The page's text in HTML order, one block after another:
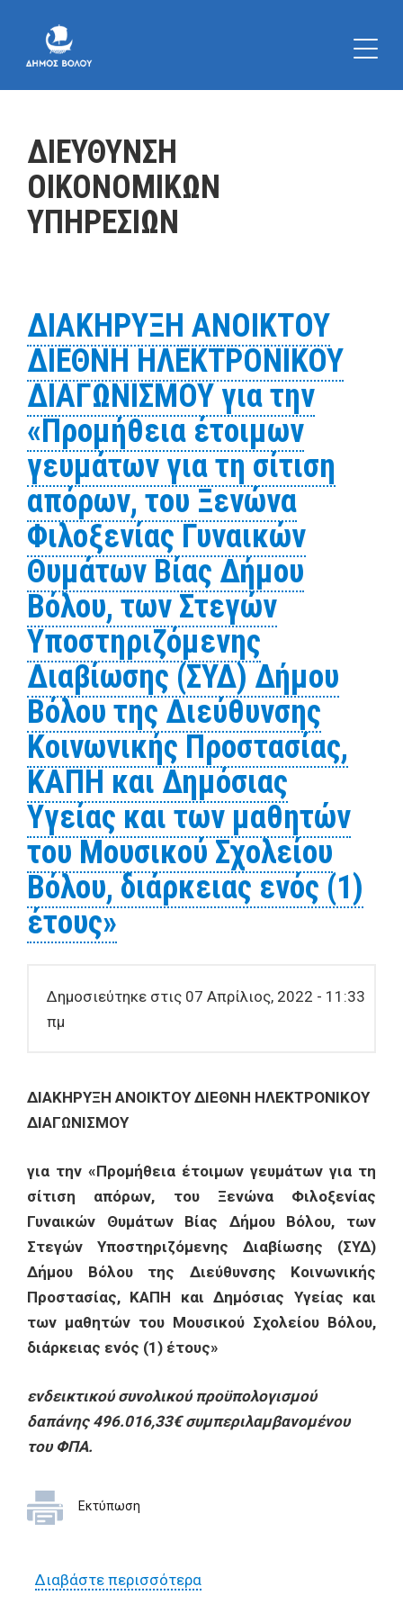
ΔΙΕΥΘΥΝΣΗ
ΟΙΚΟΝΟΜΙΚΩΝ
ΥΠΗΡΕΣΙΩΝ
ΔΙΑΚΗΡΥΞΗ ΑΝΟΙΚΤΟΥ
ΔΙΕΘΝΗ ΗΛΕΚΤΡΟΝΙΚΟΥ
ΔΙΑΓΩΝΙΣΜΟΥ για την
«Προμήθεια έτοιμων
γευμάτων για τη σίτιση
απόρων, του Ξενώνα
Φιλοξενίας Γυναικών
Θυμάτων Βίας Δήμου
Βόλου, των Στεγών
Υποστηριζόμενης
Διαβίωσης (ΣΥΔ) Δήμου
Βόλου της Διεύθυνσης
Κοινωνικής Προστασίας,
ΚΑΠΗ και Δημόσιας
Υγείας και των μαθητών
του Μουσικού Σχολείου
Βόλου, διάρκειας ενός (1)
έτους»
Δημοσιεύτηκε στις 07 Απρίλιος, 2022 - 11:33
πμ
ΔΙΑΚΗΡΥΞΗ ΑΝΟΙΚΤΟΥ ΔΙΕΘΝΗ ΗΛΕΚΤΡΟΝΙΚΟΥ
ΔΙΑΓΩΝΙΣΜΟΥ
για την «Προμήθεια έτοιμων γευμάτων για τη
σίτιση απόρων, του Ξενώνα Φιλοξενίας
Γυναικών Θυμάτων Βίας Δήμου Βόλου, των
Στεγών Υποστηριζόμενης Διαβίωσης (ΣΥΔ)
Δήμου Βόλου της Διεύθυνσης Κοινωνικής
Προστασίας, ΚΑΠΗ και Δημόσιας Υγείας και
των μαθητών του Μουσικού Σχολείου Βόλου,
διάρκειας ενός (1) έτους»
ενδεικτικού συνολικού προϋπολογισμού
δαπάνης 496.016,33€ συμπεριλαμβανομένου
του ΦΠΑ.
Εκτύπωση
Διαβάστε περισσότεραγια ΔΙΑΚΗΡΥΞΗ ΑΝΟΙΚΤΟΥ